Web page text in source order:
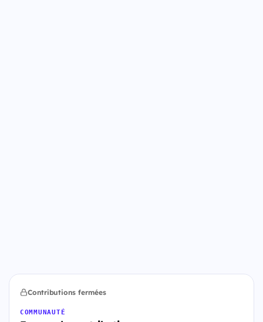
Contributions fermées
COMMUNAUTÉ